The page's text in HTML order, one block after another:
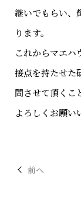
継いでもらい、
ります。
これからマエハ
接点を持たせた
問させて頂くこ
よろしくお願い
前へ